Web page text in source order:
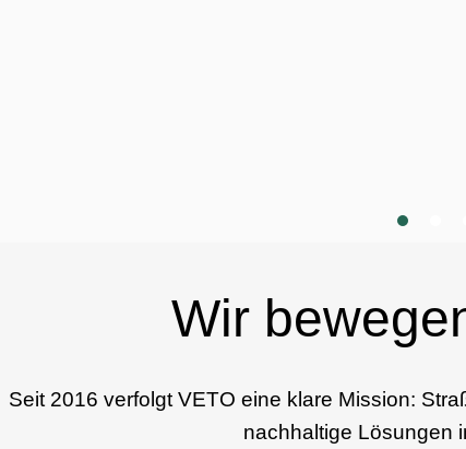
Wir
Seit 2016 verfolgt VETO eine klare Mission:
nachhaltige Lösungen